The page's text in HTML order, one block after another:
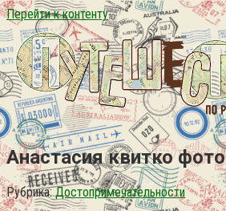
Перейти к контенту
Анастасия квитко фото
Рубрика: Достопримечательности